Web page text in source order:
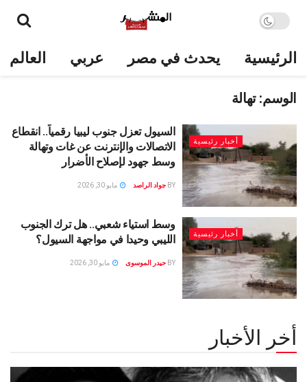
الرئيسية يحدث في مصر عربي العالم
الوسم:تهالة
أخبار رئيسية
السيول تعزل جنوب ليبيا رقمياً.. انقطاع
الاتصالات والإنترنت عن غات وتهالة
وسط جهود لإصلاح الأضرار
BY جواد الراصد مايو 30, 2026
أخبار رئيسية
وسط استياء شعبي.. هل ترك الجنوب
الليبي وحيدا في مواجهة السيول؟
BY حيدر الموسوى مايو 30, 2026
أخر الأخبار